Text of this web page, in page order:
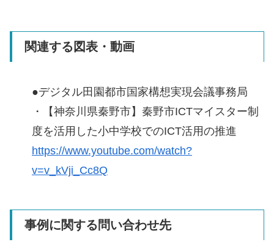
関連する図表・動画
●デジタル田園都市国家構想実現会議事務局
・【神奈川県秦野市】秦野市ICTマイスター制
度を活用した小中学校でのICT活用の推進
https://www.youtube.com/watch?
v=v_kVji_Cc8Q
事例に関する問い合わせ先